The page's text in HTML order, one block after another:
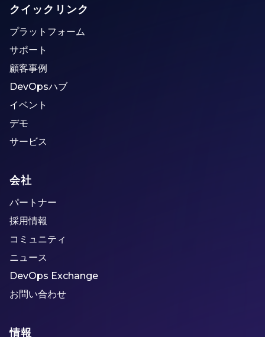
クイックリンク
プラットフォーム
サポート
顧客事例
DevOpsハブ
イベント
デモ
サービス
会社
パートナー
採用情報
コミュニティ
ニュース
DevOps Exchange
お問い合わせ
情報